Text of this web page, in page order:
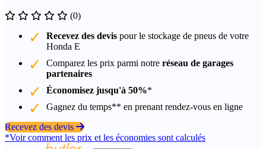
(0)
Recevez des devis pour le stockage de pneus de votre
Honda E
Comparez les prix parmi notre réseau de garages
partenaires
Économisez jusqu'à 50%*
Gagnez du temps** en prenant rendez-vous en ligne
Recevez des devis
*Voir comment les prix et les économies sont calculés